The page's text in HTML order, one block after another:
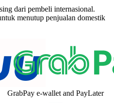
dari pembeli internasional.
menutup penjualan domestik
GrabPay e-wallet and PayLater